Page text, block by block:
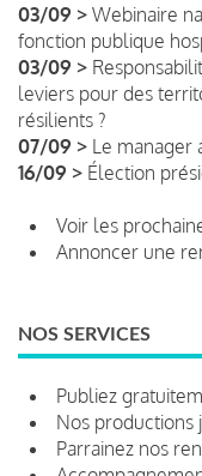
03/09 > Webinaire
fonction publique
03/09 >
leviers pour des
résilients ?
07/09 > Le manager
16/09 > Élection
Voir les
Annoncer une
NOS SERVICES
Publiez
Nos productions
Parrainez nos